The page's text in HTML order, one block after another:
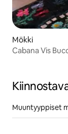
Mökki
Cabana Vis
Muuntyyppiset